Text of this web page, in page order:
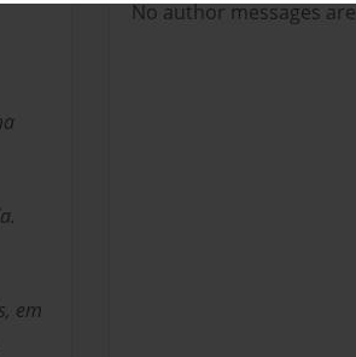
em
No author messages